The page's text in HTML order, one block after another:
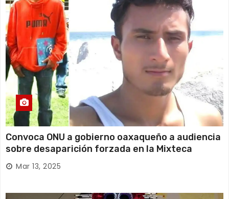
Convoca ONU a gobierno oaxaqueño a audiencia
sobre desaparición forzada en la Mixteca
Mar 13, 2025